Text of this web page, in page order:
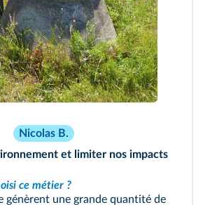
Nicolas B.
et limiter nos impacts
ce métier ?
génèrent une grande quantité de